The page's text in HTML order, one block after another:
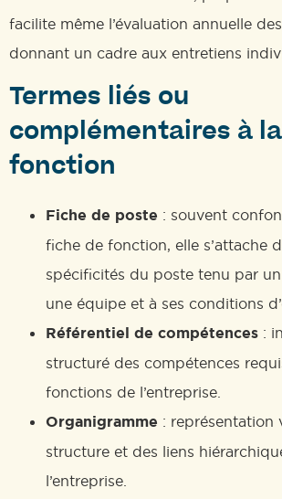
facilite même l’évaluation annuelle
donnant un cadre aux entretiens
Termes liés ou
complémentaires à
fonction
Fiche de poste : souvent
fiche de fonction, elle s’attache
spécificités du poste tenu par
une équipe et à ses conditions
Référentiel de compétences :
structuré des compétences
fonctions de l’entreprise.
Organigramme : représentation
structure et des liens
l’entreprise.